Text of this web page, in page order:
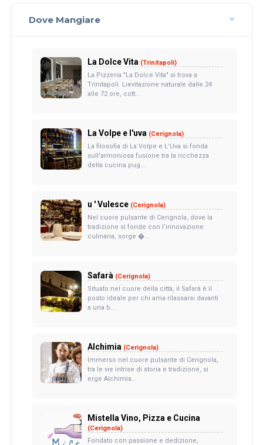
Dove Mangiare
La Dolce Vita (Trinitapoli)
La Pizzeria "La Dolce Vita" si trova a
Trinitapoli. Lievitazione naturale dalle 24
alle 72 ore, cott...
La Volpe e l'uva (Cerignola)
La filosofia di La Volpe e L’Uva si fonda
sull'armoniosa fusione tra la ricchezza
della cucina pug...
u ' Vulesce (Cerignola)
Nel cuore pulsante di Cerignola, dove la
tradizione si fonde con l’innovazione
culinaria, sorge �...
Safarà (Cerignola)
Situato nel cuore della città, il Safarà è il
posto ideale per chi ama rilassarsi davanti
a una b...
Alchimia (Cerignola)
Immerso nel cuore pulsante di Cerignola,
tra le vie intrise di storia e tradizione, si
erge Alchimia...
Mistella Vino, Pizza e Cucina
(Cerignola)
Fondato con passione e dedizione,